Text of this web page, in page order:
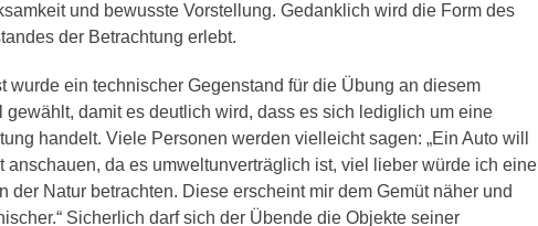
und bewusste Vorstellung. Gedanklich wird die Form des
der Betrachtung erlebt.
wurde ein technischer Gegenstand für die Übung an diesem
gewählt, damit es deutlich wird, dass es sich lediglich um eine
handelt. Viele Personen werden vielleicht sagen: „Ein Auto will
anschauen, da es umweltunverträglich ist, viel lieber würde ich eine
der Natur betrachten. Diese erscheint mir dem Gemüt näher und
Sicherlich darf sich der Übende die Objekte seiner